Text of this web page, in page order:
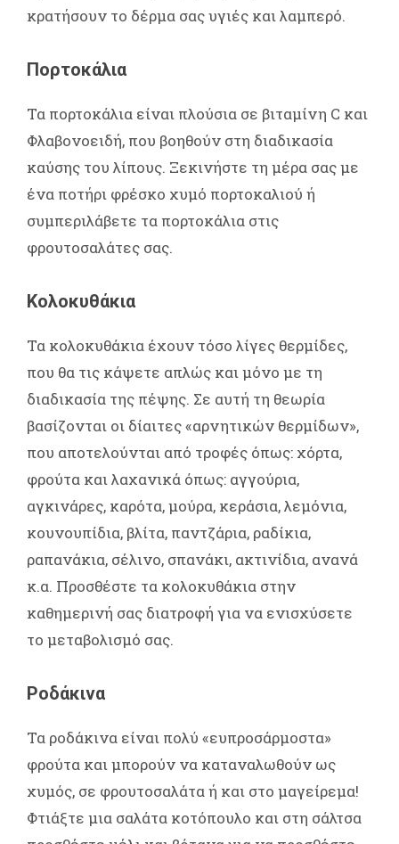
κρατήσουν το δέρμα σας υγιές και λαμπερό.
Πορτοκάλια
Τα πορτοκάλια είναι πλούσια σε βιταμίνη C και
Φλαβονοειδή, που βοηθούν στη διαδικασία
καύσης του λίπους. Ξεκινήστε τη μέρα σας με
ένα ποτήρι φρέσκο χυμό πορτοκαλιού ή
συμπεριλάβετε τα πορτοκάλια στις
φρουτοσαλάτες σας.
Κολοκυθάκια
Τα κολοκυθάκια έχουν τόσο λίγες θερμίδες,
που θα τις κάψετε απλώς και μόνο με τη
διαδικασία της πέψης. Σε αυτή τη θεωρία
βασίζονται οι δίαιτες «αρνητικών θερμίδων»,
που αποτελούνται από τροφές όπως: χόρτα,
φρούτα και λαχανικά όπως: αγγούρια,
αγκινάρες, καρότα, μούρα, κεράσια, λεμόνια,
κουνουπίδια, βλίτα, παντζάρια, ραδίκια,
ραπανάκια, σέλινο, σπανάκι, ακτινίδια, ανανά
κ.α. Προσθέστε τα κολοκυθάκια στην
καθημερινή σας διατροφή για να ενισχύσετε
το μεταβολισμό σας.
Ροδάκινα
Τα ροδάκινα είναι πολύ «ευπροσάρμοστα»
φρούτα και μπορούν να καταναλωθούν ως
χυμός, σε φρουτοσαλάτα ή και στο μαγείρεμα!
Φτιάξτε μια σαλάτα κοτόπουλο και στη σάλτσα